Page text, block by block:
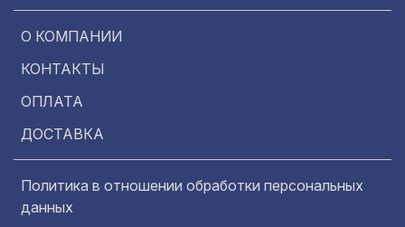
О КОМПАНИИ
КОНТАКТЫ
ОПЛАТА
ДОСТАВКА
Политика в отношении обработки персональных
данных